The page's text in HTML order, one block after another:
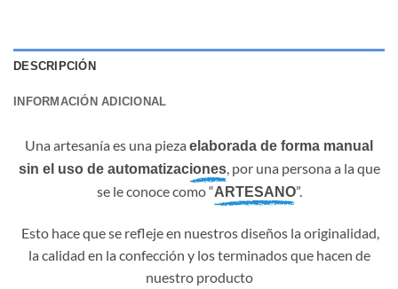
DESCRIPCIÓN
INFORMACIÓN ADICIONAL
Una artesanía es una pieza elaborada de forma manual
sin el uso de automatizaciones, por una persona a la que
se le conoce como “ARTESANO”.
Esto hace que se refleje en nuestros diseños la originalidad,
la calidad en la confección y los terminados que hacen de
nuestro producto